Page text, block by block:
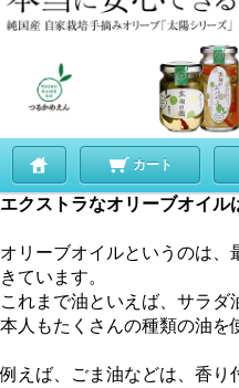
カート
エクストラなオリーブオイル
オリーブオイルというのは、
きています。
これまで油といえば、サラダ
本人もたくさんの種類の油を
例えば、ごま油などは、香り